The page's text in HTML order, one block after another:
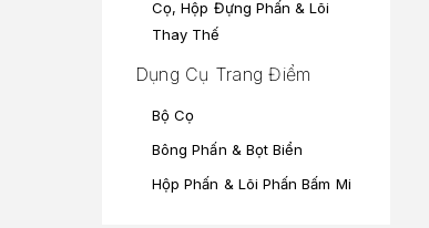
Cọ, Hộp Đựng Phấn & Lõi
Thay Thế
Dụng Cụ Trang Điểm
Bộ Cọ
Bông Phấn & Bọt Biển
Hộp Phấn & Lõi Phấn Bấm Mi